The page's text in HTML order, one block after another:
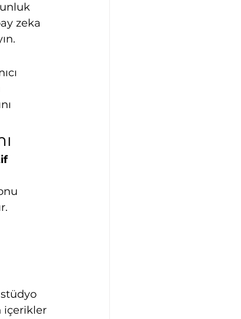
zeka
içerikler